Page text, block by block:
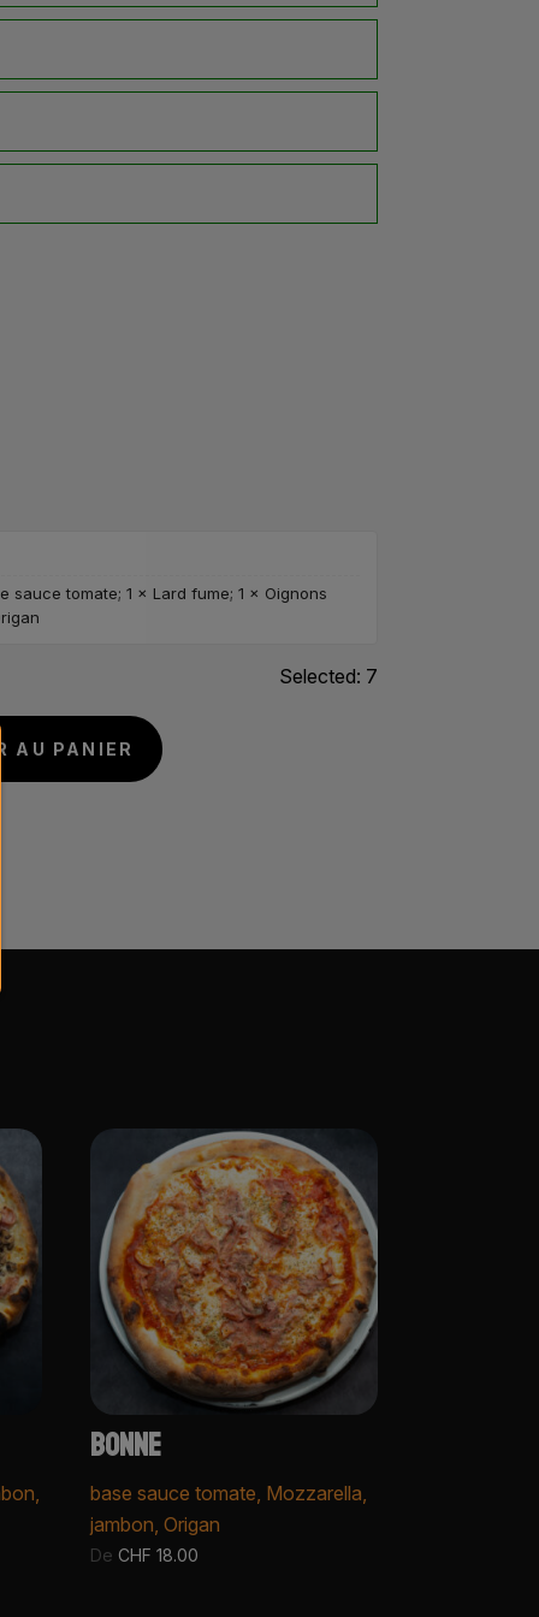
sauce tomate; 1 × Lard fume; 1 × Oignons
Selected: 7
AU PANIER
BONNE
base sauce tomate, Mozzarella,
jambon, Origan
De CHF 18.00